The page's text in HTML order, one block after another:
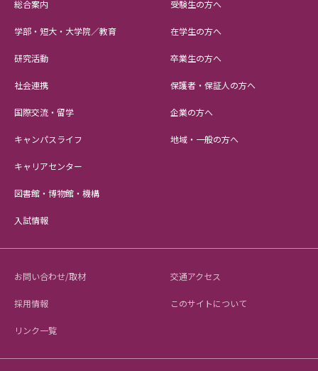
総合案内
学部・短大・大学院／教育
研究活動
社会連携
国際交流・留学
キャンパスライフ
キャリアセンター
図書館・博物館・機構
入試情報
受験生の方へ
在学生の方へ
卒業生の方へ
保護者・保証人の方へ
企業の方へ
地域・一般の方へ
お問い合わせ/取材 交通アクセス
採用情報 このサイトについて
リンク一覧